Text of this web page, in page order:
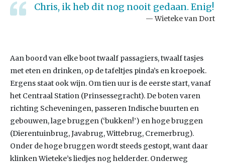
Chris, ik heb dit nog nooit gedaan. Enig!
Wieteke van Dort
Aan boord van elke boot twaalf passagiers, twaalf tasjes
met eten en drinken, op de tafeltjes pinda’s en kroepoek.
Ergens staat ook wijn. Om tien uur is de eerste start, vanaf
het Centraal Station (Prinsessegracht). De boten varen
richting Scheveningen, passeren Indische buurten en
gebouwen, lage bruggen (‘bukken!’) en hoge bruggen
(Dierentuinbrug, Javabrug, Wittebrug, Cremerbrug).
Onder de hoge bruggen wordt steeds gestopt, want daar
klinken Wieteke’s liedjes nog helderder. Onderweg